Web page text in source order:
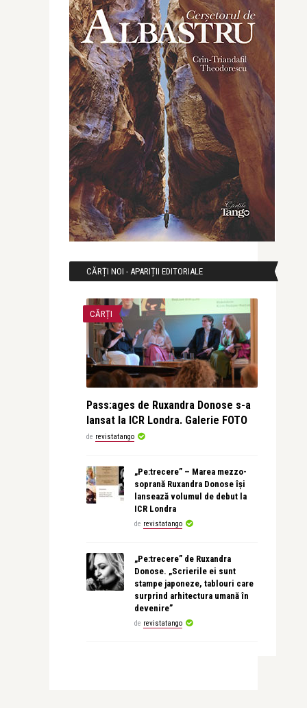
CĂRȚI NOI - APARIȚII EDITORIALE
CĂRȚI
Pass:ages de Ruxandra Donose s-a
lansat la ICR Londra. Galerie FOTO
de revistatango
„Pe:trecere” – Marea mezzo-
soprană Ruxandra Donose își
lansează volumul de debut la
ICR Londra
de revistatango
„Pe:trecere” de Ruxandra
Donose. „Scrierile ei sunt
stampe japoneze, tablouri care
surprind arhitectura umană în
devenire”
de revistatango